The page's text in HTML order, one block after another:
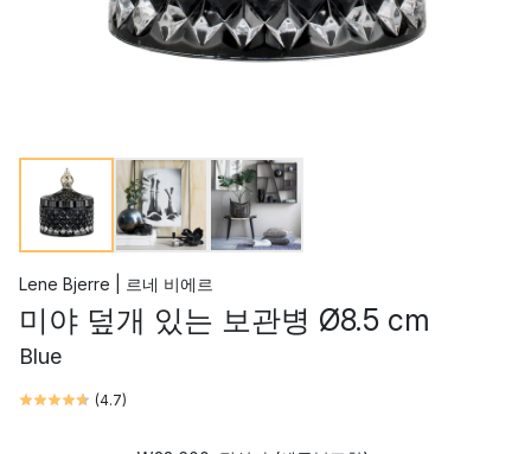
Lene Bjerre | 르네 비에르
미야 덮개 있는 보관병 Ø8.5 cm
Blue
(4.7)